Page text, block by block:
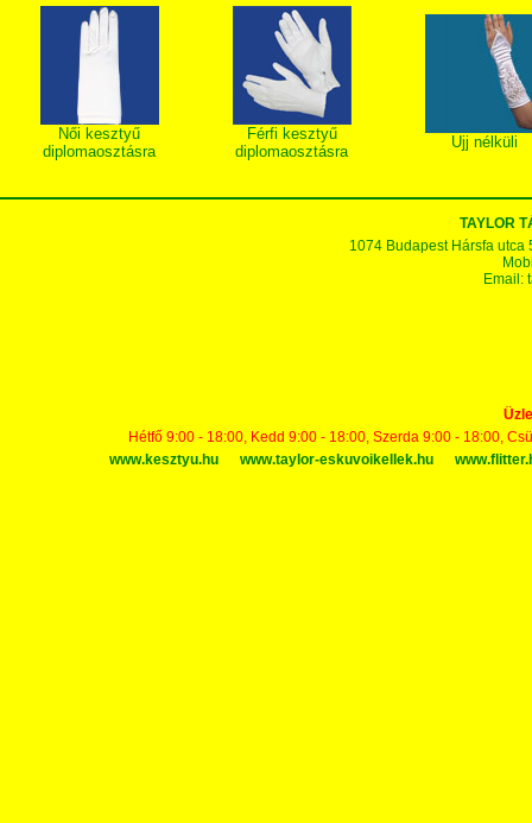
Női kesztyű
diplomaosztásra
Férfi kesztyű
diplomaosztásra
Ujj nélküli
TAYLOR
1074 Budapest Hársfa utca
Email:
Hétfő 9:00 - 18:00, Kedd 9:00 - 18:00, Szerda 9:00 - 18:00,
www.kesztyu.hu
www.taylor-eskuvoikellek.hu